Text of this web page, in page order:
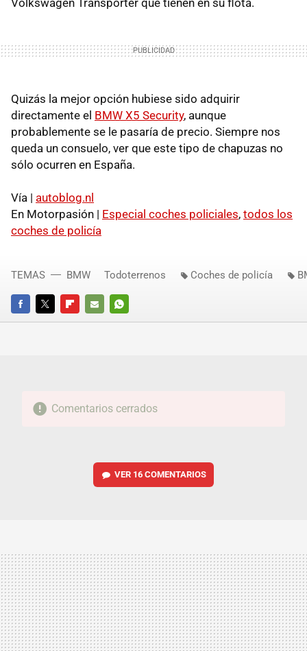
Quizás la mejor opción hubiese sido adquirir
directamente el BMW X5 Security, aunque
probablemente se le pasaría de precio. Siempre nos
queda un consuelo, ver que este tipo de chapuzas no
sólo ocurren en España.
Vía | autoblog.nl
En Motorpasión | Especial coches policiales, todos los
coches de policía
FACEBOOKTWITTERFLIPBOARD
E-
WHATSAPP
TEMAS BMW Todoterrenos Coches de policía
Comentarios cerrados
VER 16 COMENTARIOS